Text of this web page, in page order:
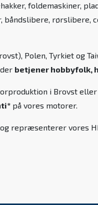
foldemaskiner,
rørslibere,
Polen, Tyrkiet og
betjener hobbyfolk,
i Brovst
på vores motorer.
repræsenterer vores